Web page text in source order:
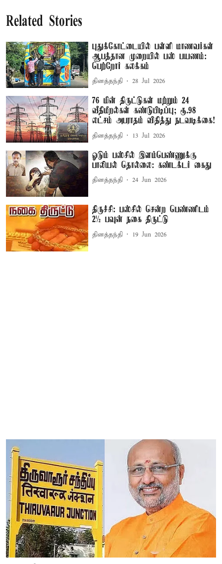
Related Stories
புதுக்கோட்டையில் பள்ளி மாணவர்கள்
ஆபத்தான முறையில் பஸ் பயணம்:
பெற்றோர் கலக்கம்
தினத்தந்தி 28 Jul 2026
76 மின் திருட்டுகள் மற்றும் 24
வீதிமீறல்கள் கண்டுபிடிப்பு; ரூ.98
லட்சம் அபராதம் விதித்து நடவடிக்கை!
தினத்தந்தி 13 Jul 2026
ஓடும் பஸ்சில் இளம்பெண்ணுக்கு
பாலியல் தொல்லை: கண்டக்டர் கைது
தினத்தந்தி 24 Jun 2026
திருச்சி: பஸ்சில் சென்ற பெண்ணிடம்
2½ பவுன் நகை திருட்டு
தினத்தந்தி 19 Jun 2026